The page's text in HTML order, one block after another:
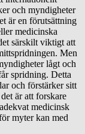
och myndigheter
är en förutsättning
medicinska
särskilt viktigt att
Men
lågt och
spridning. Detta
och förstärker sitt
är att forskare
medicinsk
myter kan med